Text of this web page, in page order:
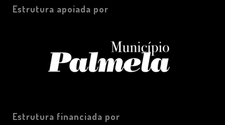
Estrutura apoiada por
Estrutura financiada por